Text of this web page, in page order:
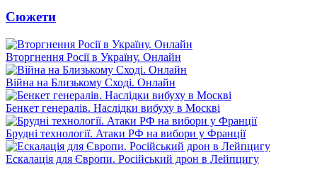
Сюжети
Вторгнення Росії в Україну. Онлайн
Війна на Близькому Сході. Онлайн
Бенкет генералів. Наслідки вибуху в Москві
Брудні технології. Атаки РФ на вибори у Франції
Ескалація для Європи. Російський дрон в Лейпцигу